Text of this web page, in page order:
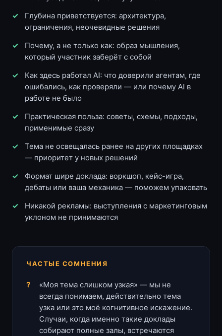
Глубина приветствуется: архитектура,
ограничения, неочевидные решения
Почему, а не только как: образ мышления,
который участник заберёт с собой
Как здесь работал AI: что доверили агентам, где
ошибались, как проверяли — или почему AI в
работе не было
Практическая польза: советы, схемы, подходы,
применимые сразу
Тема не освещалась ранее на других площадках
— приоритет у новых решений
Формат шире доклада: воркшоп, кейс-игра,
дебаты или ваша механика — поможем упаковать
Никакой рекламы: выступления с маркетинговым
уклоном не принимаются
ЧАСТЫЕ СОМНЕНИЯ
«Моя тема слишком узкая» — мы не
всегда понимаем, действительно тема
узка или это моё когнитивное искажение.
Случаи, когда именно такие доклады
собирают полные залы, встречаются